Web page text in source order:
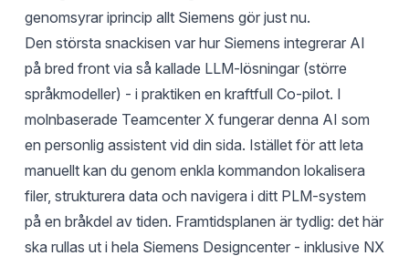
genomsyrar iprincip allt Siemens gör just nu.
Den största snackisen var hur Siemens integrerar AI
på bred front via så kallade LLM-lösningar (större
språkmodeller) - i praktiken en kraftfull Co-pilot. I
molnbaserade Teamcenter X fungerar denna AI som
en personlig assistent vid din sida. Istället för att leta
manuellt kan du genom enkla kommandon lokalisera
filer, strukturera data och navigera i ditt PLM-system
på en bråkdel av tiden. Framtidsplanen är tydlig: det här
ska rullas ut i hela Siemens Designcenter - inklusive NX